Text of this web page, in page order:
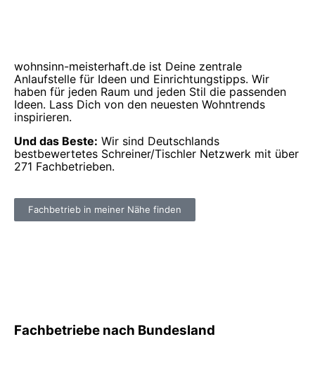
wohnsinn-meisterhaft.de ist Deine zentrale
Anlaufstelle für Ideen und Einrichtungstipps. Wir
haben für jeden Raum und jeden Stil die passenden
Ideen. Lass Dich von den neuesten Wohntrends
inspirieren.
Und das Beste: Wir sind Deutschlands
bestbewertetes Schreiner/Tischler Netzwerk mit über
271 Fachbetrieben.
Fachbetrieb in meiner Nähe finden
Fachbetriebe nach Bundesland